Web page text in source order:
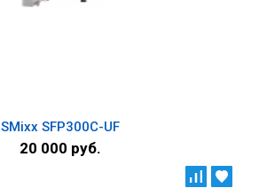
SMixx SFP300C-UF
20 000 руб.